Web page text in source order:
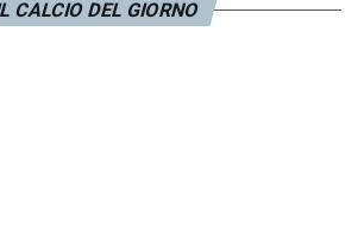
CALCIO DEL GIORNO